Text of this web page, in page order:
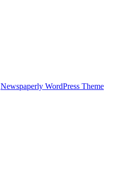
Newspaperly WordPress Theme